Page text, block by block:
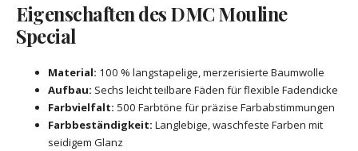
Eigenschaften des DMC Mouline
Special
Material: 100 % langstapelige, merzerisierte Baumwolle
Aufbau: Sechs leicht teilbare Fäden für flexible Fadendicke
Farbvielfalt: 500 Farbtöne für präzise Farbabstimmungen
Farbbeständigkeit: Langlebige, waschfeste Farben mit
seidigem Glanz